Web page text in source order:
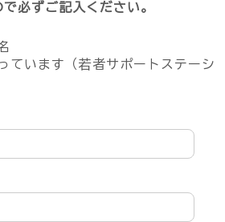
必ずご記入ください。
ています（若者サポートステーシ